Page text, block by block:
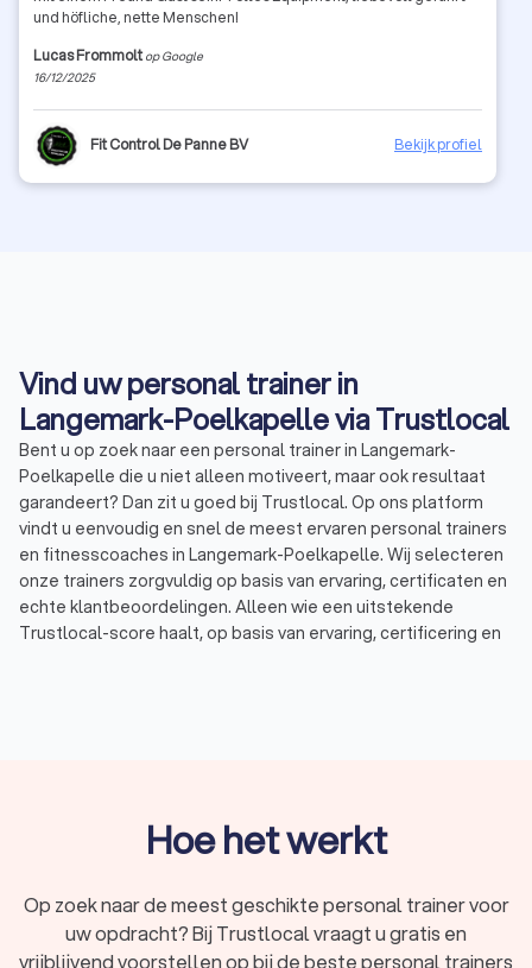
und höfliche, nette Menschen!
Lucas Frommolt op Google
16/12/2025
Fit Control De Panne BV Bekijk profiel
Vind uw personal trainer in
Langemark-Poelkapelle via Trustlocal
Bent u op zoek naar een personal trainer in Langemark-
Poelkapelle die u niet alleen motiveert, maar ook resultaat
garandeert? Dan zit u goed bij Trustlocal. Op ons platform
vindt u eenvoudig en snel de meest ervaren personal trainers
en fitnesscoaches in Langemark-Poelkapelle. Wij selecteren
onze trainers zorgvuldig op basis van ervaring, certificaten en
echte klantbeoordelingen. Alleen wie een uitstekende
Trustlocal-score haalt, op basis van ervaring, certificering en
conditieopbouw en van gewichtsverlies tot mentale
Wat doet een personal trainer?
Hoe het werkt
Op zoek naar de meest geschikte personal trainer voor
uw opdracht? Bij Trustlocal vraagt u gratis en
vrijblijvend voorstellen op bij de beste personal trainers